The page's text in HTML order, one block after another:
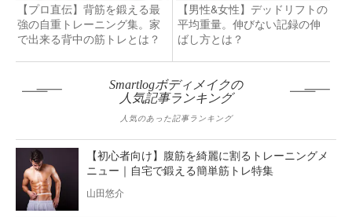
【プロ直伝】背筋を鍛える最
強の自重トレーニング集。家
で出来る背中の筋トレとは？
【男性&女性】デッドリフトの
平均重量。伸びない記録の伸
ばし方とは？
Smartlogボディメイクの
人気記事ランキング
人気のあった記事ランキング
【初心者向け】腹筋を綺麗に割るトレーニングメ
ニュー｜自宅で鍛える簡単筋トレ特集
山田悠介